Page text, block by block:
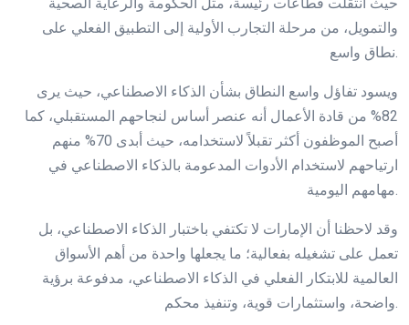
والتمويل، من مرحلة التجارب الأولية إلى التطبيق الفعلي على
نطاق واسع.
ويسود تفاؤل واسع النطاق بشأن الذكاء الاصطناعي، حيث يرى
82% من قادة الأعمال أنه عنصر أساس لنجاحهم المستقبلي، كما
أصبح الموظفون أكثر تقبلاً لاستخدامه، حيث أبدى 70% منهم
ارتياحهم لاستخدام الأدوات المدعومة بالذكاء الاصطناعي في
مهامهم اليومية.
وقد لاحظنا أن الإمارات لا تكتفي باختبار الذكاء الاصطناعي، بل
تعمل على تشغيله بفعالية؛ ما يجعلها واحدة من أهم الأسواق
العالمية للابتكار الفعلي في الذكاء الاصطناعي، مدفوعة برؤية
واضحة، واستثمارات قوية، وتنفيذ محكم.